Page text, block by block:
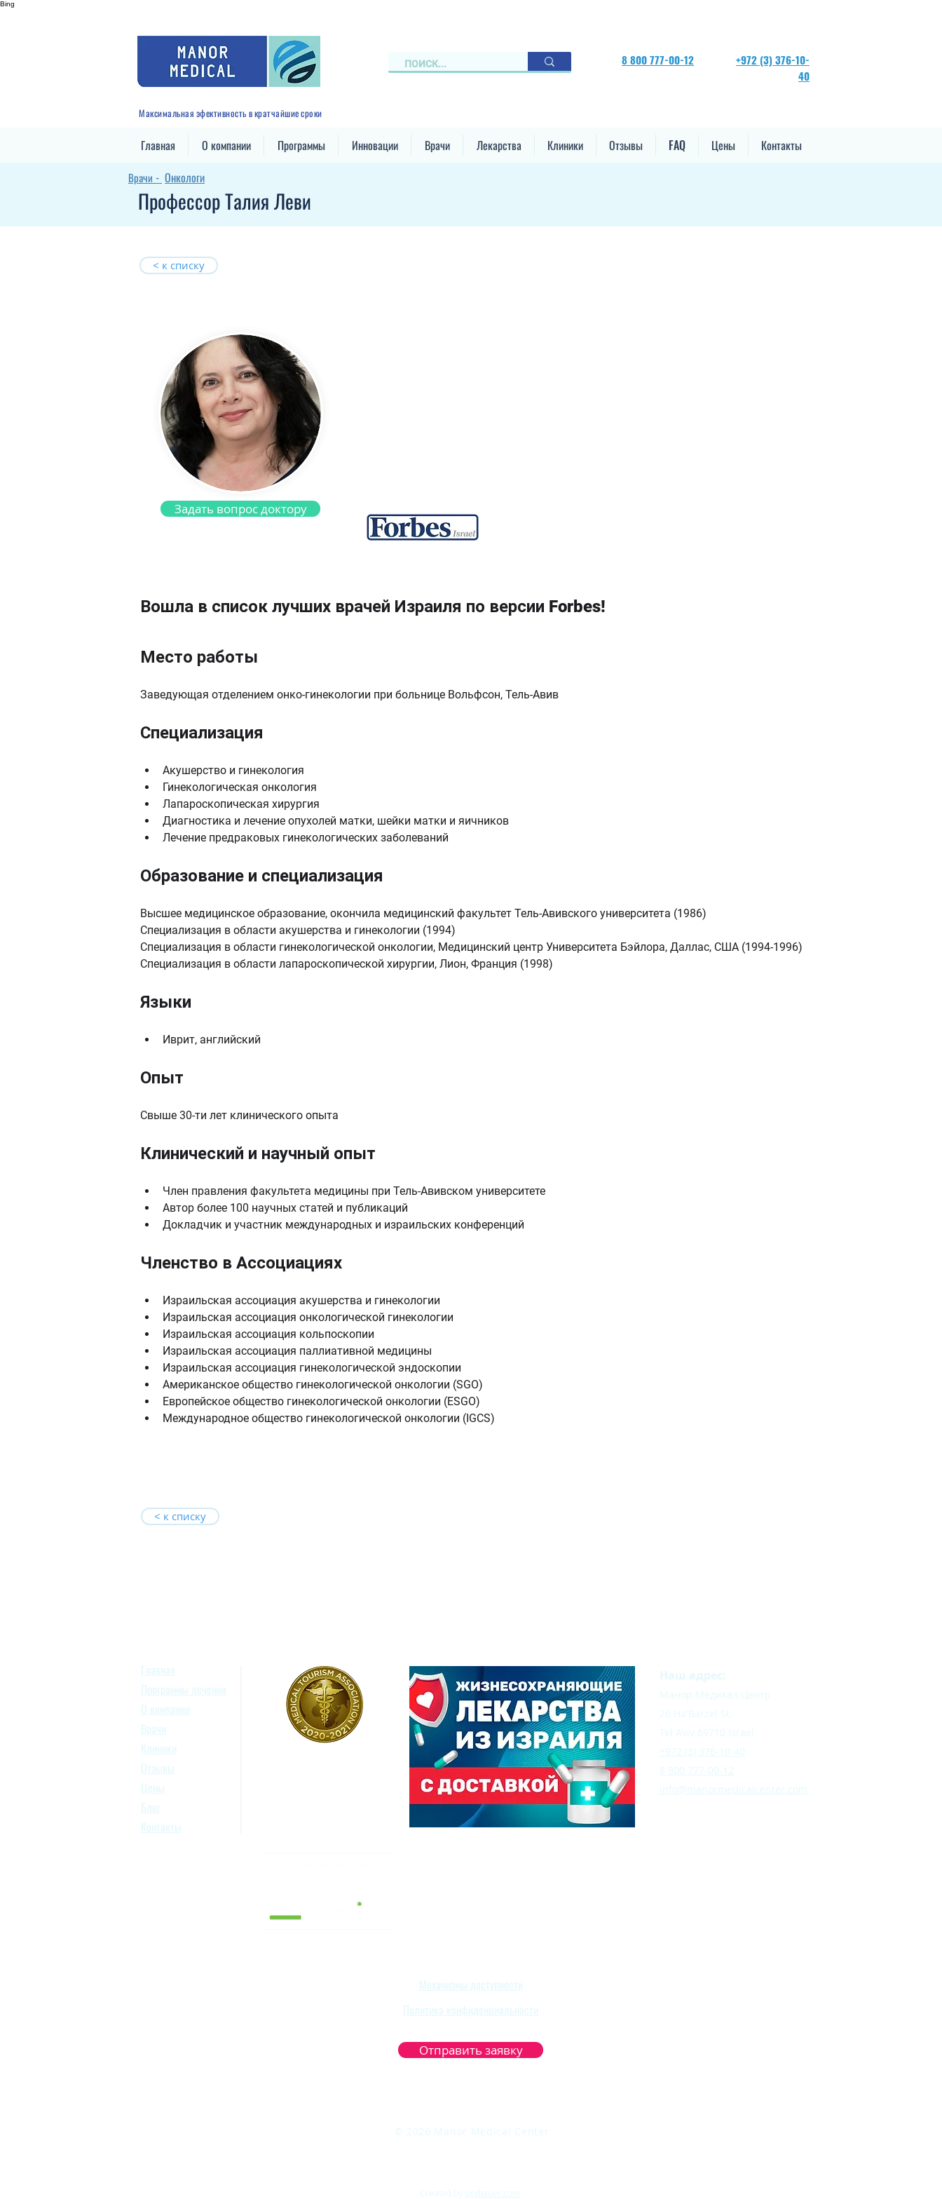
Bing
8 800 777-00-12
+972 (3) 376-10-
40
Максимальная эфективность в кратчайшие сроки
Главная О компании Программы Инновации Врачи Лекарства Клиники Отзывы FAQ Цены Контакты
Врачи - Онкологи
Профессор Талия Леви
< к списку
Задать вопрос доктору
Вошла в список лучших врачей Израиля по версии Forbes!
Место работы
Заведующая отделением онко-гинекологии при больнице Вольфсон, Тель-Авив
Специализация
Акушерство и гинекология
Гинекологическая онкология
Лапароскопическая хирургия
Диагностика и лечение опухолей матки, шейки матки и яичников
Лечение предраковых гинекологических заболеваний
Образование и специализация
Высшее медицинское образование, окончила медицинский факультет Тель-Авивского университета (1986)
Специализация в области акушерства и гинекологии (1994)
Специализация в области гинекологической онкологии, Медицинский центр Университета Бэйлора, Даллас, США (1994-1996)
Специализация в области лапароскопической хирургии, Лион, Франция (1998)
Языки
Иврит, английский
Опыт
Свыше 30-ти лет клинического опыта
Клинический и научный опыт
Член правления факультета медицины при Тель-Авивском университете
Автор более 100 научных статей и публикаций
Докладчик и участник международных и израильских конференций
Членство в Ассоциациях
Израильская ассоциация акушерства и гинекологии
Израильская ассоциация онкологической гинекологии
Израильская ассоциация кольпоскопии
Израильская ассоциация паллиативной медицины
Израильская ассоциация гинекологической эндоскопии
Американское общество гинекологической онкологии (SGO)
Европейское общество гинекологической онкологии (ESGO)
Международное общество гинекологической онкологии (IGCS)
< к списку
Главная
Программы лечения
О компании
Врачи
Клиники
Отзывы
Цены
Блог
Контакты
Наш адрес:
Манор Медикал Центр
26 Ha'Barzel St.
Tel Aviv 69710 Israel
+972 (3) 376-10-40
8 800 777-00-12
info@manormedicalcenter.com
Механизмы доступности
Политика конфиденциальности
Отправить заявку
© 2026 Manor Medical Center
Created by oxybauer.com